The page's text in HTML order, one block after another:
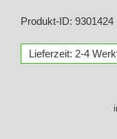
Produkt-ID: 9301424
Lieferzeit: 2-4